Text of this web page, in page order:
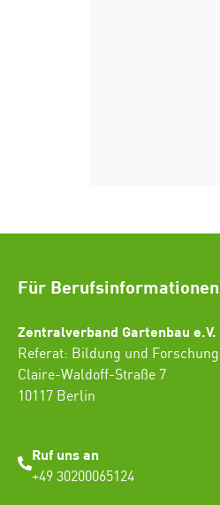
Für Berufsinformationen
Zentralverband Gartenbau e.V.
Referat: Bildung und Forschung
Claire-Waldoff-Straße 7
10117 Berlin
Ruf uns an
+49 30200065124